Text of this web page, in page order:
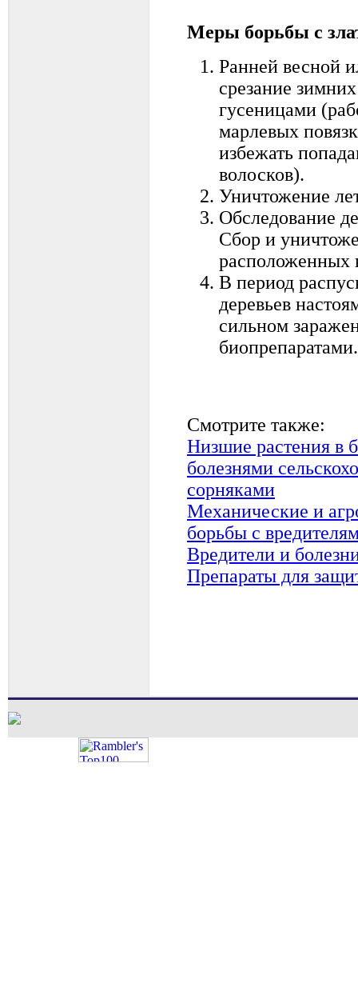
Меры борьбы с
Ранней весной
срезание
гусеницами
марлевых
избежать
волосков).
Уничтожение
Обследование
Сбор и
расположенных
В период
деревьев
сильном
биопрепаратами.
Смотрите также:
Низшие растения в
болезнями
сорняками
Механические и
борьбы с
Вредители и
Препараты для